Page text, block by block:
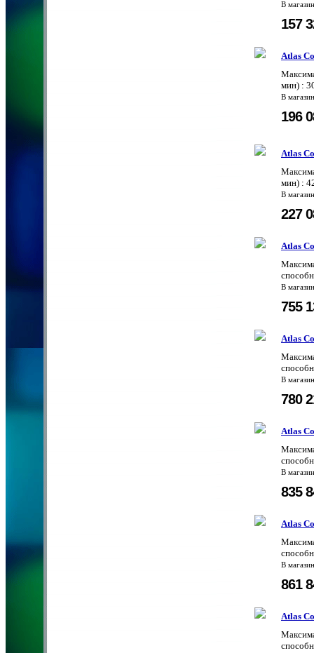
В
157
Atlas
мин) :
В
196
Atlas
мин) :
В
227
Atlas
В
755
Atlas
В
780
Atlas
В
835
Atlas
В
861
Atlas